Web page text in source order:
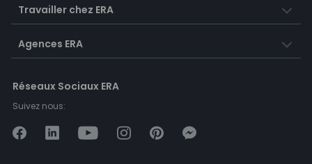
Travailler chez ERA
Agences ERA
Réseaux Sociaux ERA
Suivez nous: